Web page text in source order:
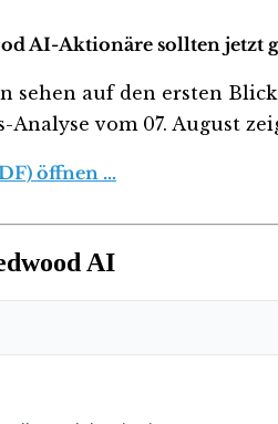
AI-Aktionäre sollten jetzt
sehen auf den ersten
vom 07. August
öffnen …
AI